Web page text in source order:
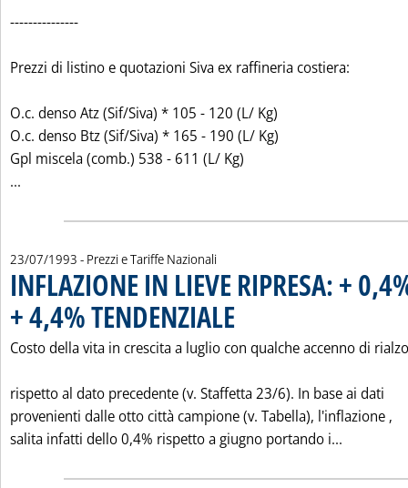
---------------
Prezzi di listino e quotazioni Siva ex raffineria costiera:
O.c. denso Atz (Sif/Siva) * 105 - 120 (L/ Kg)
O.c. denso Btz (Sif/Siva) * 165 - 190 (L/ Kg)
Gpl miscela (comb.) 538 - 611 (L/ Kg)
...
23/07/1993 - Prezzi e Tariffe Nazionali
INFLAZIONE IN LIEVE RIPRESA: +
+ 4,4% TENDENZIALE
Costo della vita in crescita a luglio con qualche accenno di rialzo
rispetto al dato precedente (v. Staffetta 23/6). In base ai dati
provenienti dalle otto città campione (v. Tabella), l'inflazione ‚
salita infatti dello 0,4% rispetto a giugno portando i...